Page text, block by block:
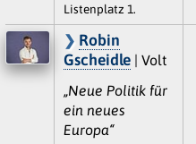
Listenplatz 1.
Robin
Gscheidle| Volt
„Neue Politik für
ein neues
Europa“